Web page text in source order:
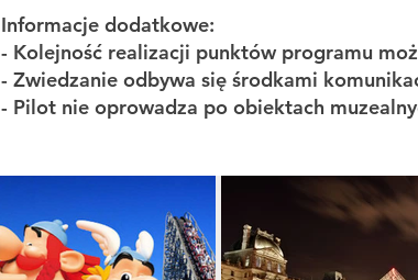
Informacje dodatkowe:
- Kolejność realizacji punktów programu
- Zwiedzanie odbywa się środkami
- Pilot nie oprowadza po obiektach